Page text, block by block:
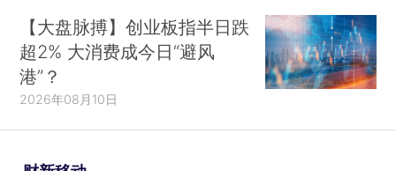
【大盘脉搏】创业板指半日跌
超2% 大消费成今日“避风
港”？
2026年08月10日